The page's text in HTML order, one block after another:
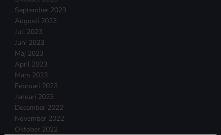
September 2023
Augusti 2023
Juli 2023
Juni 2023
Maj 2023
April 2023
Mars 2023
Februari 2023
Januari 2023
December 2022
November 2022
Oktober 2022